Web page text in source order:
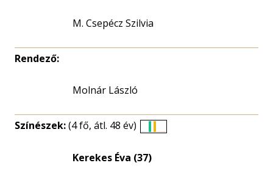
M. Csepécz Szilvia
Rendező:
Molnár László
Színészek:(4 fő, átl. 48 év)
Kerekes Éva (37)